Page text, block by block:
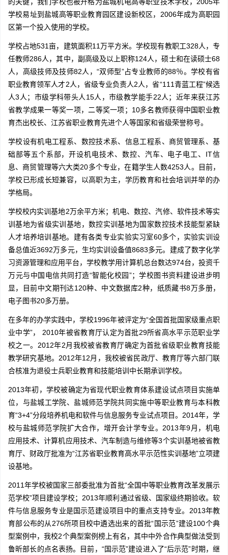
的关键，我们学校也被升格为盐城机电高等职业技术学校，2005年
学校易址到盐城高等职业教育园区建设新校区，2006年成为高职园
区第一个投入使用的学校。
学校占地531亩，建筑面积11万平方米。学校现有教职工328人，专
任教师286人，其中，副高级及以上职称124人，硕士和在读硕士68
人，高级技师及技师82人，“双师型”占专业教师的88％。学校有省
职业教育领军人才2人，省级专业负责人2人，省“111青蓝工程”候选
人3人；市级学科带头人15人，市级教学能手22人；近年来获江苏
省教学成果一等奖一项，二等奖一项；10多名教师获得中国职业教
育杰出校长、江苏省职业教育先进个人等国家和省级荣誉称号。
学校设有机电工程系、数控技术系、信息工程系、商贸管理系、基
础部等五个系部，开设机电技术、数控、汽车、电子电工、IT信
息、商贸管理等六大类20多个专业，在籍学生人数4253人。目前，
学校已形成长短兼容，以高职为主，学历教育和社会培训并举的办
学格局。
学校校内实训基地2万余平方米；机电、数控、汽修、软件技术等实
训基地为省级实训基地，数控实训基地为国家数控技术技能型紧缺
人才培养培训基地。建有各类专业实验实习室60多个，实验实训设
备总值近3692万多元，生均实训设备值8683多元。建成了数字化学
习资源管理和应用平台，学校教学用计算机总台数达974台，投资千
万元与中国电信共同打造“智能化校园”；学校图书资料建设进步明
显，目前中文期刊达120种、中文数据库2种，纸质藏书8万多册，
电子图书20多万册。
在多年的办学实践中，学校1996年被评定为“全国首批国家级重点职
业中学”， 2010年被省教育厅认定为首批29所省高水平示范职业学
校之一。2012年2月我校被省教育厅确定为首批省级职业教育技能
教学研究基地。2012年12月，我校被省民政厅、教育厅等六部门联
合核准为退役士兵职业教育和技能培训中长期承训学校。
2013年初，学校被确定为省现代职业教育体系建设试点项目实施单
位，与盐城工学院、盐城师范学院共同实施中等职业教育与本科教
育“3+4”分段培养机电和软件与信息服务专业试点项目。2014年，学
校与盐城师范学院扩大合作，增开会计学专业。2013年9月，机电
应用技术、计算机应用技术、汽车制造与维修等3个实训基地被省教
育厅、财政厅批准为“江苏省职业教育高水平示范性实训基地”立项建
设基地。
2011年学校被国家三部委批准为首批“全国中等职业教育改革发展示
范学校”项目建设学校；2013年顺利通过省级、国家级终期验收。软
件与信息服务专业是国示范建设项目中的重点支持专业。2013年教
育部公布的从276所项目校中遴选出来的首批“国示范”建设100个典
型案例中，我校2个典型案例榜上有名，其中中外合作典型做法受到
鲁昕部长的点名表扬。目前，“国示范”建设进入了“后示范”时期，继